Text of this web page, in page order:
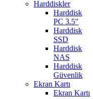
Harddiskler
Harddisk
PC 3.5"
Harddisk
SSD
Harddisk
NAS
Harddisk
Güvenlik
Ekran Kartı
Ekran Kartı